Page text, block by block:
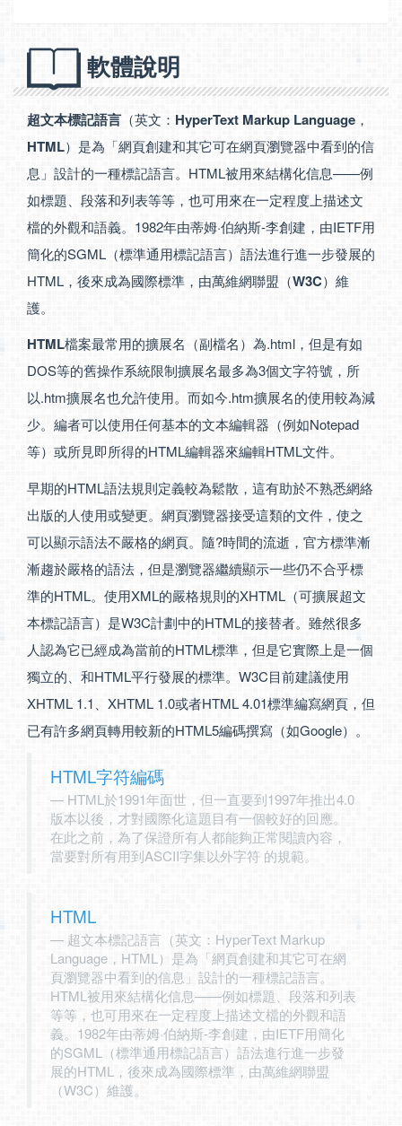
軟體說明
超文本標記語言 （英文： HyperText Markup Language ，
HTML）是為「網頁創建和其它可在網頁瀏覽器中看到的信
息」設計的一種標記語言。HTML被用來結構化信息——例
如標題、段落和列表等等，也可用來在一定程度上描述文
檔的外觀和語義。1982年由蒂姆·伯納斯-李創建，由IETF用
簡化的SGML（標準通用標記語言）語法進行進一步發展的
HTML，後來成為國際標準，由萬維網聯盟（W3C）維
護。
HTML檔案最常用的擴展名（副檔名）為.html，但是有如
DOS等的舊操作系統限制擴展名最多為3個文字符號，所
以.htm擴展名也允許使用。而如今.htm擴展名的使用較為減
少。編者可以使用任何基本的文本編輯器（例如Notepad
等）或所見即所得的HTML編輯器來編輯HTML文件。
早期的HTML語法規則定義較為鬆散，這有助於不熟悉網絡
出版的人使用或變更。網頁瀏覽器接受這類的文件，使之
可以顯示語法不嚴格的網頁。隨?時間的流逝，官方標準漸
漸趨於嚴格的語法，但是瀏覽器繼續顯示一些仍不合乎標
準的HTML。使用XML的嚴格規則的XHTML（可擴展超文
本標記語言）是W3C計劃中的HTML的接替者。雖然很多
人認為它已經成為當前的HTML標準，但是它實際上是一個
獨立的、和HTML平行發展的標準。W3C目前建議使用
XHTML 1.1、XHTML 1.0或者HTML 4.01標準編寫網頁，但
已有許多網頁轉用較新的HTML5編碼撰寫（如Google）。
HTML字符編碼
HTML於1991年面世，但一直要到1997年推出4.0
版本以後，才對國際化這題目有一個較好的回應。
在此之前，為了保證所有人都能夠正常閱讀內容，
當要對所有用到ASCII字集以外字符 的規範。
HTML
超文本標記語言（英文：HyperText Markup
Language，HTML）是為「網頁創建和其它可在網
頁瀏覽器中看到的信息」設計的一種標記語言。
HTML被用來結構化信息——例如標題、段落和列表
等等，也可用來在一定程度上描述文檔的外觀和語
義。1982年由蒂姆·伯納斯-李創建，由IETF用簡化
的SGML（標準通用標記語言）語法進行進一步發
展的HTML，後來成為國際標準，由萬維網聯盟
（W3C）維護。